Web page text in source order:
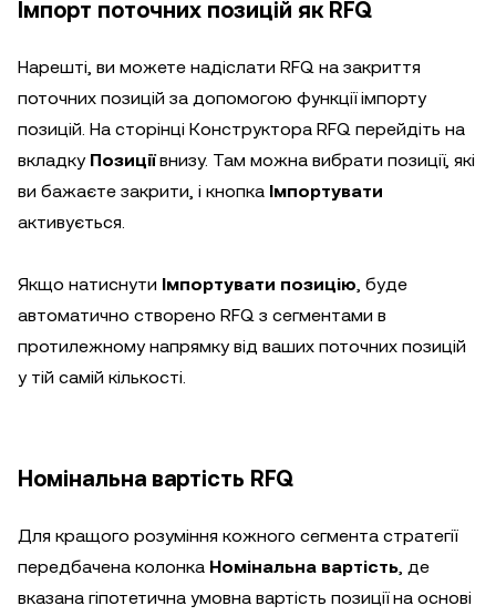
Імпорт поточних позицій як RFQ
Нарешті, ви можете надіслати RFQ на закриття
поточних позицій за допомогою функції імпорту
позицій. На сторінці Конструктора RFQ перейдіть на
вкладку Позиціївнизу. Там можна вибрати позиції, які
ви бажаєте закрити, і кнопка Імпортувати
активується.
Якщо натиснути Імпортувати позицію, буде
автоматично створено RFQ з сегментами в
протилежному напрямку від ваших поточних позицій
у тій самій кількості.
Номінальна вартість RFQ
Для кращого розуміння кожного сегмента стратегії
передбачена колонка Номінальна вартість, де
вказана гіпотетична умовна вартість позиції на основі